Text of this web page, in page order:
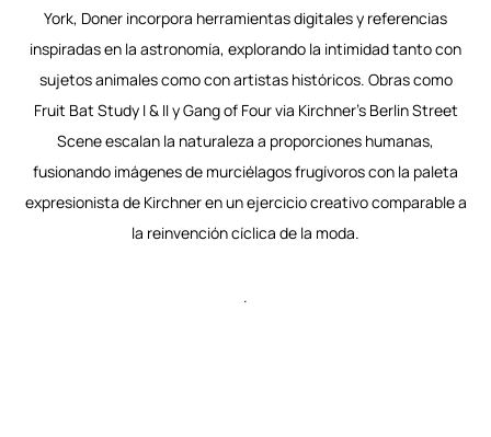
York, Doner incorpora herramientas digitales y referencias
inspiradas en la astronomía, explorando la intimidad tanto con
sujetos animales como con artistas históricos. Obras como
Fruit Bat Study I & II y Gang of Four via Kirchner’s Berlin Street
Scene escalan la naturaleza a proporciones humanas,
fusionando imágenes de murciélagos frugívoros con la paleta
expresionista de Kirchner en un ejercicio creativo comparable a
la reinvención cíclica de la moda.
.